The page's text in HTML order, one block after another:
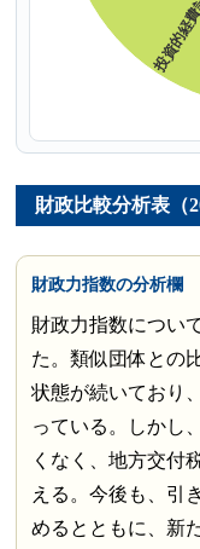
財政比較分析表（
財政力指数の分析欄
財政力指数につい
た。類似団体との
状態が続いており
っている。しかし
くなく、地方交付
える。今後も、引
めるとともに、新